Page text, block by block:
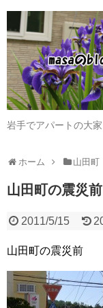
岩手でアパートの大
ホーム 山田町
山田町の震災
2011/5/15
山田町の震災前